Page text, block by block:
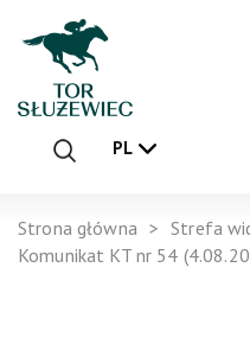
PL
Strona główna Strefa
Komunikat KT nr 54